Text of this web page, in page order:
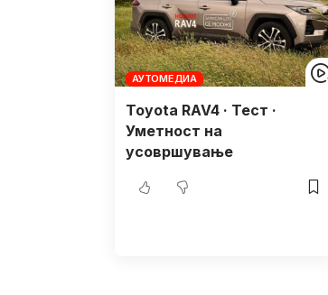
АУТОМЕДИА
Toyota RAV4 · Тест ·
Уметност на
усовршување